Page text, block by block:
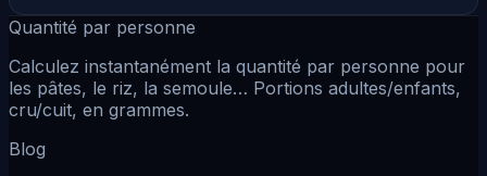
Quantité par personne
Calculez instantanément la quantité par personne pour
les pâtes, le riz, la semoule… Portions adultes/enfants,
cru/cuit, en grammes.
Blog